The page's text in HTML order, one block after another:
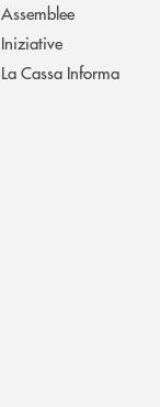
Assemblee
Iniziative
La Cassa Informa